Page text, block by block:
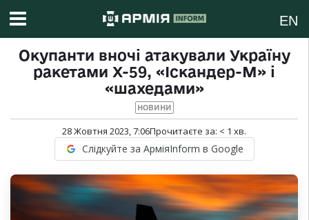
EN
Окупанти вночі атакували Україну
ракетами Х-59, «Іскандер-М» і
«шахедами»
НОВИНИ
28 Жовтня 2023, 7:06Прочитаєте за: < 1 хв.
Слідкуйте за АрміяInform в Google